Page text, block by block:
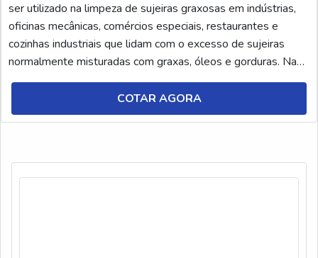
ser utilizado na limpeza de sujeiras graxosas em indústrias,
oficinas mecânicas, comércios especiais, restaurantes e
cozinhas industriais que lidam com o excesso de sujeiras
normalmente misturadas com graxas, óleos e gorduras. Na
composição, a solução apresenta um tensoativo neutro, com
solvente de óleos cítricos e a suave abrasão dos plásticos
arredondados.DETALHES SOBRE O PRODU...
COTAR AGORA